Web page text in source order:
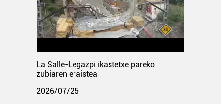
La Salle-Legazpi ikastetxe pareko
zubiaren eraistea
2026/07/25